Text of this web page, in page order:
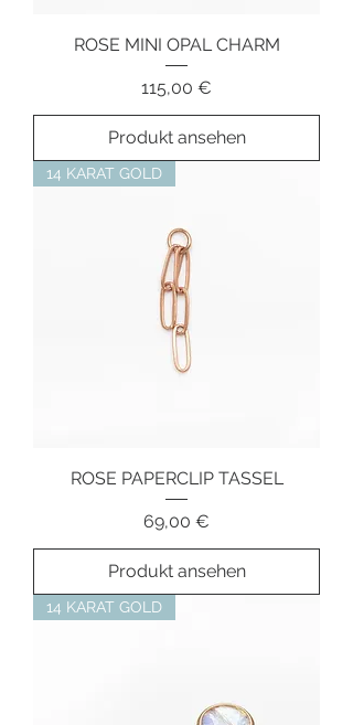
ROSE MINI OPAL CHARM
Preis
115,00 €
Produkt ansehen
14 KARAT GOLD
ROSE PAPERCLIP TASSEL
Preis
69,00 €
Produkt ansehen
14 KARAT GOLD